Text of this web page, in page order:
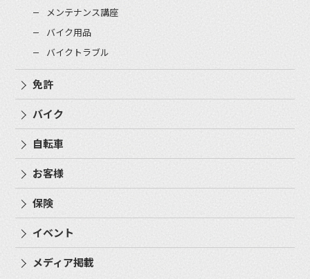
メンテナンス講座
バイク用品
バイクトラブル
免許
バイク
自転車
お客様
保険
イベント
メディア掲載